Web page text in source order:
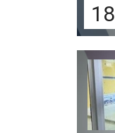
18